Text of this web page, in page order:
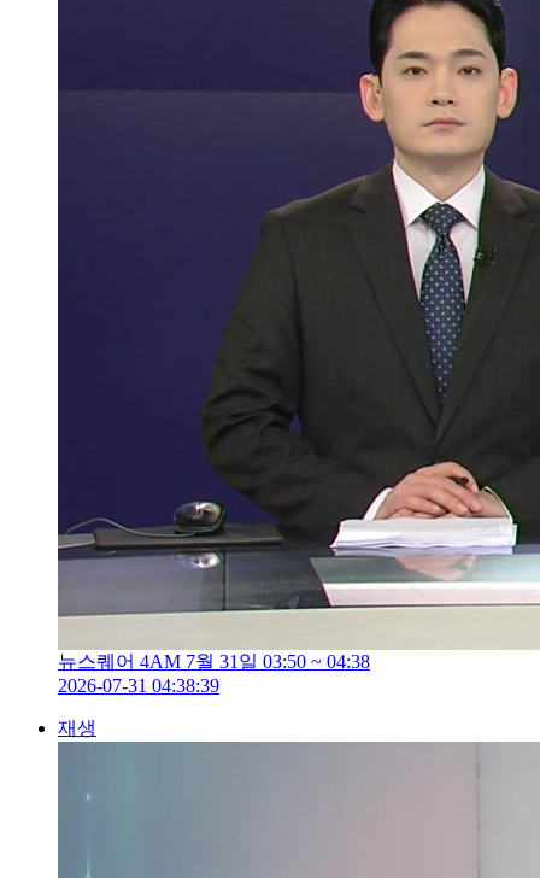
뉴스퀘어 4AM 7월 31일 03:50 ~ 04:38
2026-07-31 04:38:39
재생